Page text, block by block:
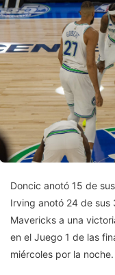
Doncic anotó 15 de
Irving anotó 24 de sus
Mavericks a una
en el Juego 1 de las
miércoles por la noche.